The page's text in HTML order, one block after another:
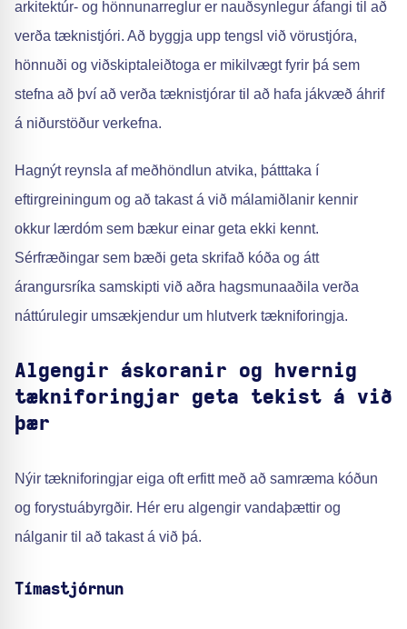
arkitektúr- og hönnunarreglur er nauðsynlegur áfangi til að
verða tæknistjóri. Að byggja upp tengsl við vörustjóra,
hönnuði og viðskiptaleiðtoga er mikilvægt fyrir þá sem
stefna að því að verða tæknistjórar til að hafa jákvæð áhrif
á niðurstöður verkefna.
Hagnýt reynsla af meðhöndlun atvika, þátttaka í
eftirgreiningum og að takast á við málamiðlanir kennir
okkur lærdóm sem bækur einar geta ekki kennt.
Sérfræðingar sem bæði geta skrifað kóða og átt
árangursríka samskipti við aðra hagsmunaaðila verða
náttúrulegir umsækjendur um hlutverk tækniforingja.
Algengir áskoranir og hvernig
tækniforingjar geta tekist á við
þær
Nýir tækniforingjar eiga oft erfitt með að samræma kóðun
og forystuábyrgðir. Hér eru algengir vandaþættir og
nálganir til að takast á við þá.
Tímastjórnun